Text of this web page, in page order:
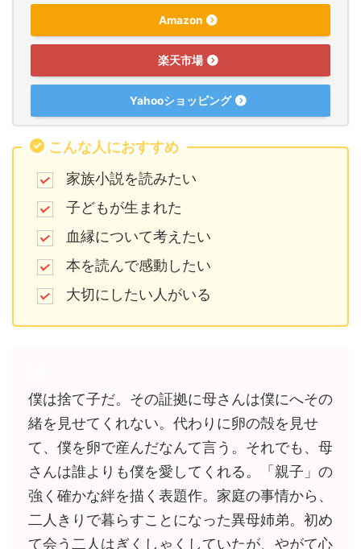
Amazon
楽天市場
Yahooショッピング
こんな人におすすめ
家族小説を読みたい
子どもが生まれた
血縁について考えたい
本を読んで感動したい
大切にしたい人がいる
僕は捨て子だ。その証拠に母さんは僕にへその
緒を見せてくれない。代わりに卵の殻を見せ
て、僕を卵で産んだなんて言う。それでも、母
さんは誰よりも僕を愛してくれる。「親子」の
強く確かな絆を描く表題作。家庭の事情から、
二人きりで暮らすことになった異母姉弟。初め
て会う二人はぎくしゃくしていたが、やがて心